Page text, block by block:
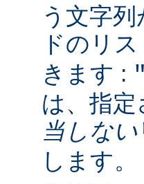
う文字
ドのリ
きます :
は、指
当しない
します。